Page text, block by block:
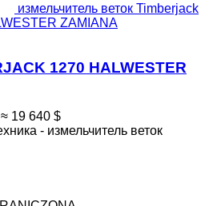
измельчитель веток Timberjack
ZAMIANA
1270 HALWESTER
≈ 19 640 $
- измельчитель веток